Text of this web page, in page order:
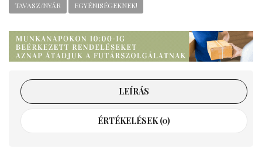
TAVASZ/NYÁR
EGYÉNISÉGEKNEK!
LEÍRÁS
ÉRTÉKELÉSEK (0)